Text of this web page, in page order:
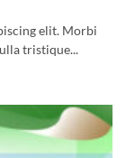
elit. Morbi
tristique...